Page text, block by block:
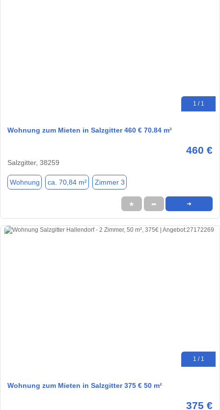
1 / 1
Wohnung zum Mieten in Salzgitter 460 € 70.84 m²
460 €
Salzgitter, 38259
Wohnung ca. 70,84 m² Zimmer 3
★ ➦ ➜
1 / 1
Wohnung zum Mieten in Salzgitter 375 € 50 m²
375 €